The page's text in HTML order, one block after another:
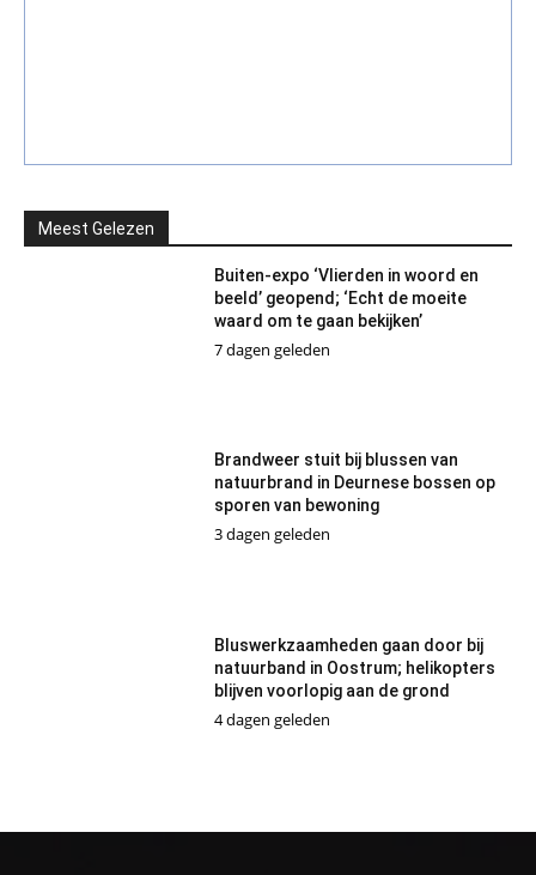
Meest Gelezen
Buiten-expo ‘Vlierden in woord en
beeld’ geopend; ‘Echt de moeite
waard om te gaan bekijken’
7 dagen geleden
Brandweer stuit bij blussen van
natuurbrand in Deurnese bossen op
sporen van bewoning
3 dagen geleden
Bluswerkzaamheden gaan door bij
natuurband in Oostrum; helikopters
blijven voorlopig aan de grond
4 dagen geleden